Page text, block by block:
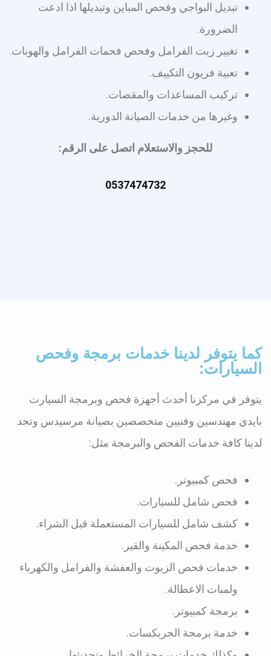
تبديل البواجي وفحص المباين وتبديلها اذا ادعت
الضرورة.
تغيير زيت الفرامل وفحص فحمات الفرامل والهوبات.
تعبية فريون التكييف.
تركيب المساعدات والمقصات.
وغيرها من خدمات الصيانة الدورية.
للحجز والاستعلام اتصل على الرقم:
0537474732
كما يتوفر لدينا خدمات برمجة وفحص
السيارات:
يتوفر في مركزنا أحدث أجهزة فحص وبرمجة السيارت
بايدي مهندسين وفنيين متخصصين بصيانة مرسيدس وتجد
لدينا كافة خدمات الفحص والبرمجة مثل:
فحص كمبيوتر.
فحص شامل للسيارات.
كشف شامل للسيارات المستعملة قبل الشراء.
خدمة فحص المكينة والقير.
خدمات فحص الزيوت والعفشة والفرامل والكهرباء
ولمبات الاعطالة.
برمجة كمبيوتر.
خدمة برمجة الجربكسات.